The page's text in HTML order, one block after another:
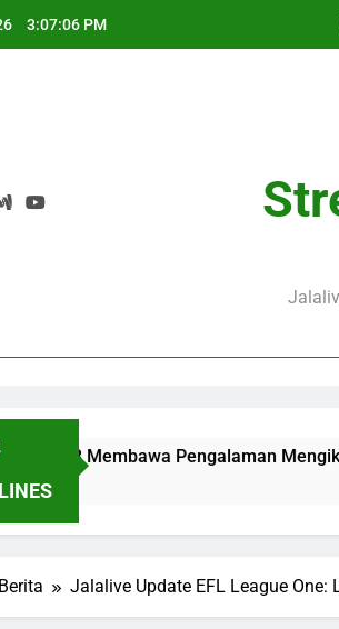
3:07:07 PM
Pengalaman Mengikuti Duel Klub
Berita Jalalive Update EFL League